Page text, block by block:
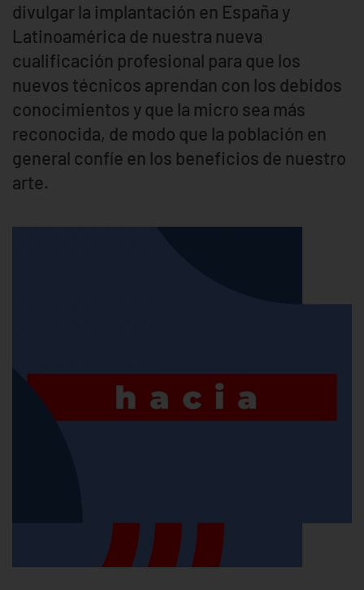
divulgar la implantación en España y
Latinoamérica de nuestra nueva
cualificación profesional para que los
nuevos técnicos aprendan con los debidos
conocimientos y que la micro sea más
reconocida, de modo que la población en
general confíe en los beneficios de nuestro
arte.